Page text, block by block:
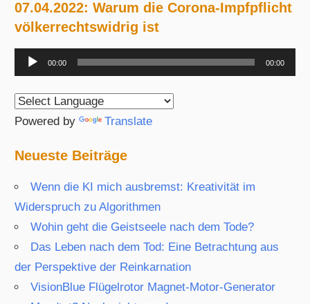
07.04.2022: Warum die Corona-Impfpflicht
völkerrechtswidrig ist
Audio-
Player
00:00 00:00
Powered by Translate
Neueste Beiträge
Wenn die KI mich ausbremst: Kreativität im
Widerspruch zu Algorithmen
Wohin geht die Geistseele nach dem Tode?
Das Leben nach dem Tod: Eine Betrachtung aus
der Perspektive der Reinkarnation
VisionBlue Flügelrotor Magnet-Motor-Generator